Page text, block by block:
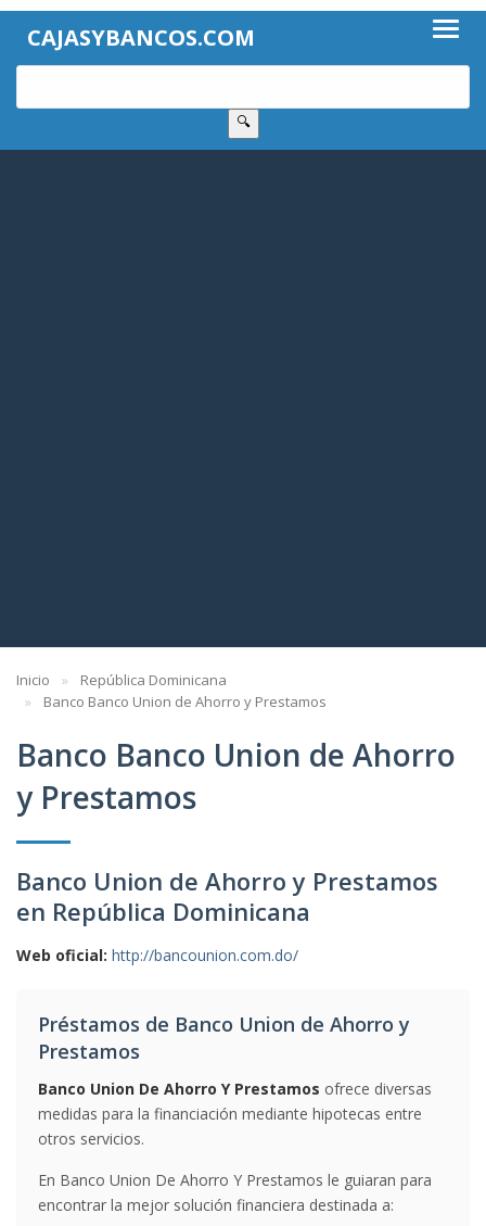
CAJASYBANCOS.COM
🔍
Inicio
República Dominicana
Banco Banco Union de Ahorro y Prestamos
Banco Banco Union de Ahorro
y Prestamos
Banco Union de Ahorro y Prestamos
en República Dominicana
Web oficial: http://bancounion.com.do/
Préstamos de Banco Union de Ahorro y
Prestamos
Banco Union De Ahorro Y Prestamos ofrece diversas
medidas para la financiación mediante hipotecas entre
otros servicios.
En Banco Union De Ahorro Y Prestamos le guiaran para
encontrar la mejor solución financiera destinada a: